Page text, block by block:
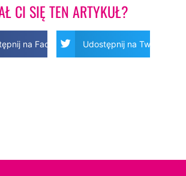
CI SIĘ TEN ARTYKUŁ?
na Facebook Udostępnij na Twitter